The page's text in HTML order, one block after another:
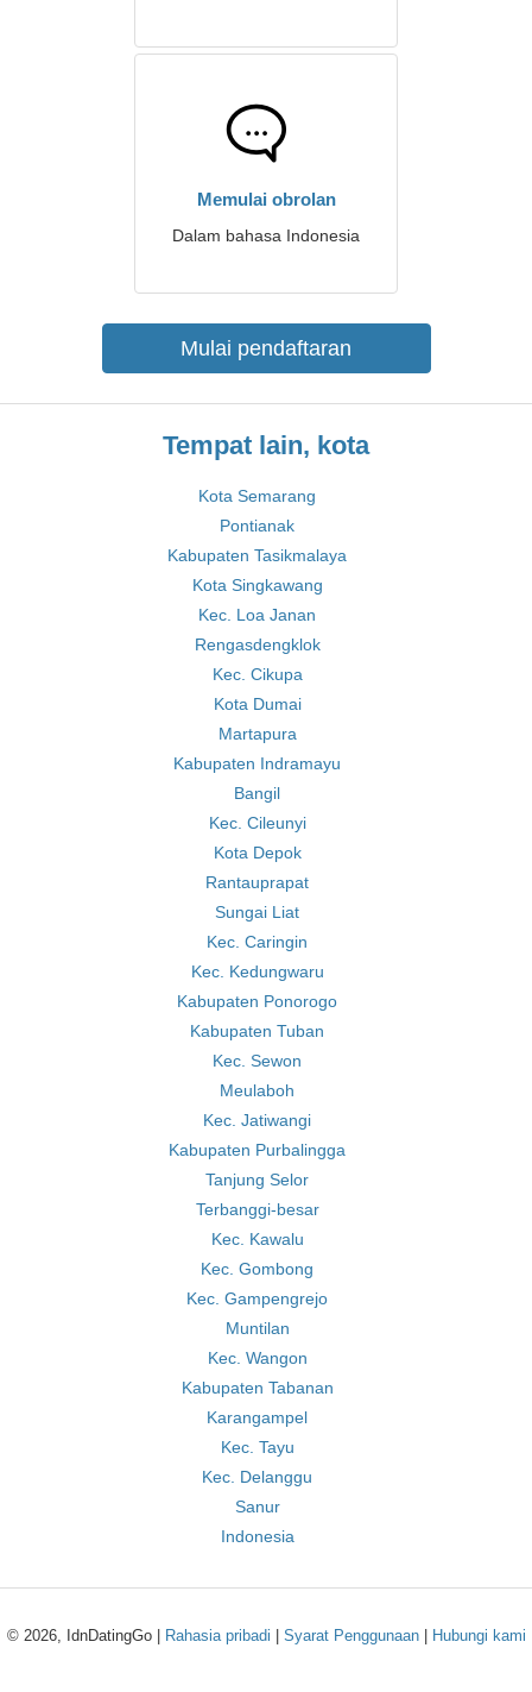
Memulai obrolan
Dalam bahasa Indonesia
Mulai pendaftaran
Tempat lain, kota
Kota Semarang
Pontianak
Kabupaten Tasikmalaya
Kota Singkawang
Kec. Loa Janan
Rengasdengklok
Kec. Cikupa
Kota Dumai
Martapura
Kabupaten Indramayu
Bangil
Kec. Cileunyi
Kota Depok
Rantauprapat
Sungai Liat
Kec. Caringin
Kec. Kedungwaru
Kabupaten Ponorogo
Kabupaten Tuban
Kec. Sewon
Meulaboh
Kec. Jatiwangi
Kabupaten Purbalingga
Tanjung Selor
Terbanggi-besar
Kec. Kawalu
Kec. Gombong
Kec. Gampengrejo
Muntilan
Kec. Wangon
Kabupaten Tabanan
Karangampel
Kec. Tayu
Kec. Delanggu
Sanur
Indonesia
© 2026, IdnDatingGo | Rahasia pribadi Syarat Penggunaan| Hubungi kami